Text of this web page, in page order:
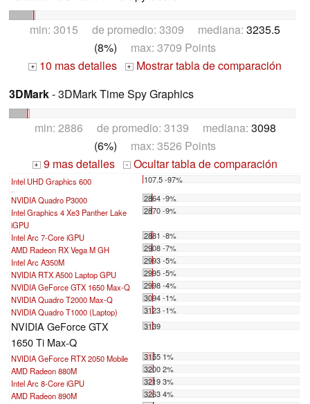
min: 3015 de promedio: 3309 mediana: 3235.5
(8%) max: 3709 Points
+ 10 mas detalles + Mostrar tabla de comparación
3DMark- 3DMark Time Spy Graphics
min: 2886 de promedio: 3139 mediana: 3098
(6%) max: 3526 Points
+ 9 mas detalles - Ocultar tabla de comparación
Intel UHD Graphics 600 107.5 -97%
NVIDIA Quadro P3000
2864 -9%
Intel Graphics 4 Xe3 Panther Lake
iGPU
2870 -9%
Intel Arc 7-Core iGPU
2881 -8%
AMD Radeon RX Vega M GH
2908 -7%
Intel Arc A350M
2993 -5%
NVIDIA RTX A500 Laptop GPU
2995 -5%
NVIDIA GeForce GTX 1650 Max-Q
2998 -4%
NVIDIA Quadro T2000 Max-Q
3094 -1%
NVIDIA Quadro T1000 (Laptop)
3123 -1%
NVIDIA GeForce GTX
1650 Ti Max-Q
3139
NVIDIA GeForce RTX 2050 Mobile
3155 1%
AMD Radeon 880M
3200 2%
Intel Arc 8-Core iGPU
3219 3%
AMD Radeon 890M
3263 4%